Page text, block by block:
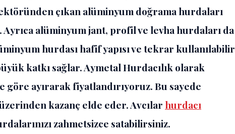
çıkan alüminyum doğrama hurdaları
Ayrıca alüminyum jant, profil ve levha hurdaları da
hurdası hafif yapısı ve tekrar kullanılabilir
katkı sağlar. Aymetal Hurdacılık olarak
ayırarak fiyatlandırıyoruz. Bu sayede
kazanç elde eder. Avcılar hurdacı
zahmetsizce satabilirsiniz.